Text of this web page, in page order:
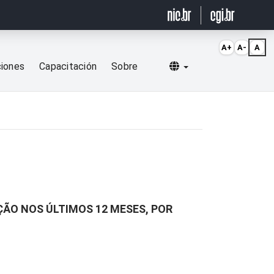
Capacitación Sobre Selecionar idioma
NOS ÚLTIMOS 12 MESES, POR
A+ A- A